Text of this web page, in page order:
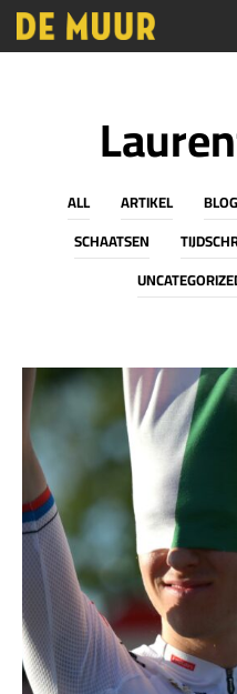
ALL ARTIKEL
SCHAATSEN